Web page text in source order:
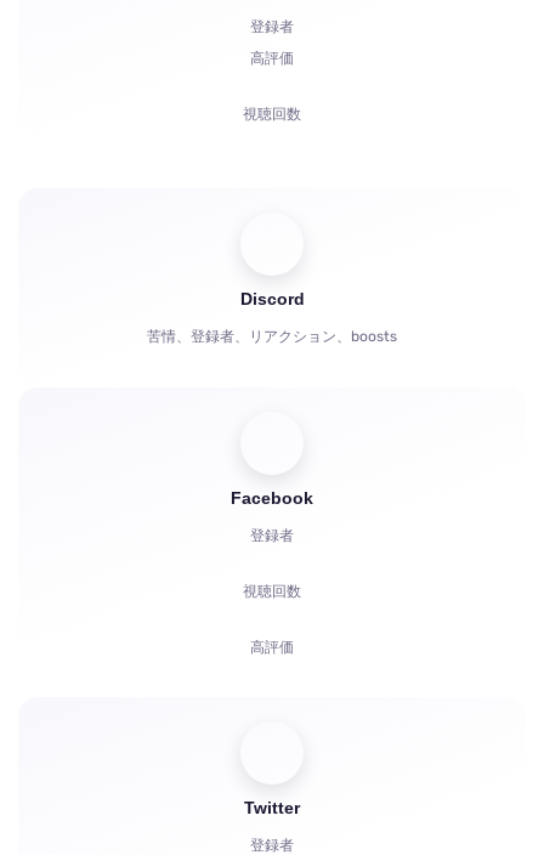
登録者
高評価
視聴回数
Discord
苦情、登録者、リアクション、boosts
Facebook
登録者
視聴回数
高評価
コメント
Twitter
登録者